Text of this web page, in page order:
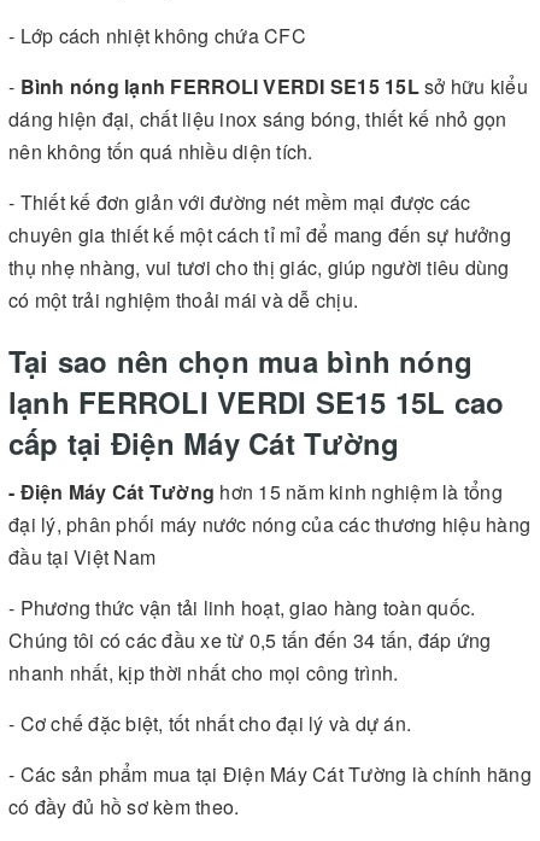
- Lớp cách nhiệt không chứa CFC
- Bình nóng lạnh FERROLI VERDI SE15 15Lsở hữu kiểu
dáng hiện đại, chất liệu inox sáng bóng, thiết kế nhỏ gọn
nên không tốn quá nhiều diện tích.
- Thiết kế đơn giản với đường nét mềm mại được các
chuyên gia thiết kế một cách tỉ mỉ để mang đến sự hưởng
thụ nhẹ nhàng, vui tươi cho thị giác, giúp người tiêu dùng
có một trải nghiệm thoải mái và dễ chịu.
Tại sao nên chọn mua bình nóng
lạnh FERROLI VERDI SE15 15L cao
cấp tại Điện Máy Cát Tường
- Điện Máy Cát Tường hơn 15 năm kinh nghiệm là tổng
đại lý, phân phối máy nước nóng của các thương hiệu hàng
đầu tại Việt Nam
- Phương thức vận tải linh hoạt, giao hàng toàn quốc.
Chúng tôi có các đầu xe từ 0,5 tấn đến 34 tấn, đáp ứng
nhanh nhất, kịp thời nhất cho mọi công trình.
- Cơ chế đặc biệt, tốt nhất cho đại lý và dự án.
- Các sản phẩm mua tại Điện Máy Cát Tường là chính hãng
có đầy đủ hồ sơ kèm theo.